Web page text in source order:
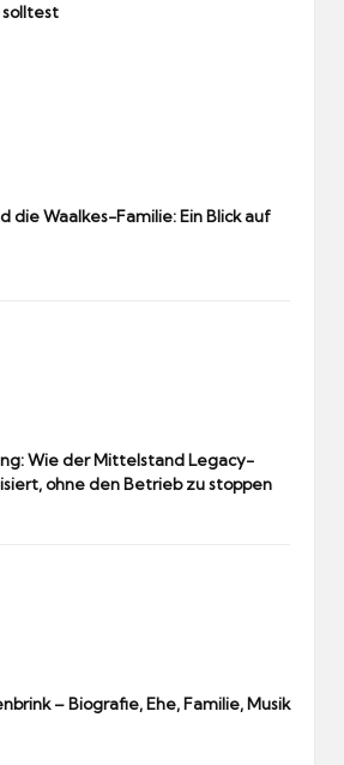
die Waalkes-Familie: Ein Blick auf
Wie der Mittelstand Legacy-
ohne den Betrieb zu stoppen
– Biografie, Ehe, Familie, Musik